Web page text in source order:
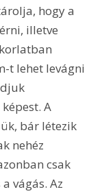
hogy a
illetve
t lehet levágni
A
bár létezik
nehéz
csak
vágás. Az